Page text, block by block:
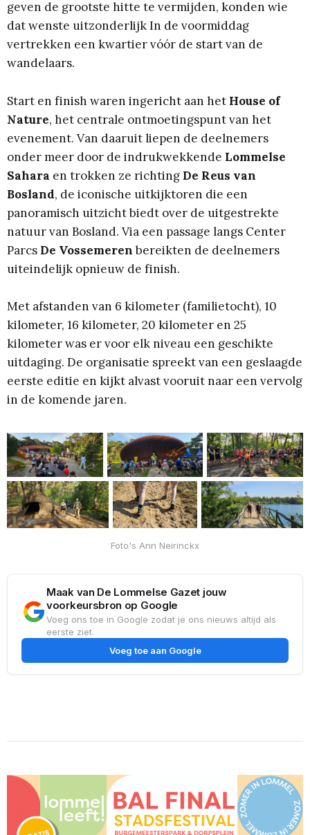
geven de grootste hitte te vermijden, konden wie
dat wenste uitzonderlijk In de voormiddag
vertrekken een kwartier vóór de start van de
wandelaars.
Start en finish waren ingericht aan het House of
Nature, het centrale ontmoetingspunt van het
evenement. Van daaruit liepen de deelnemers
onder meer door de indrukwekkende Lommelse
Sahara en trokken ze richting De Reus van
Bosland, de iconische uitkijktoren die een
panoramisch uitzicht biedt over de uitgestrekte
natuur van Bosland. Via een passage langs Center
Parcs De Vossemerenbereikten de deelnemers
uiteindelijk opnieuw de finish.
Met afstanden van 6 kilometer (familietocht), 10
kilometer, 16 kilometer, 20 kilometer en 25
kilometer was er voor elk niveau een geschikte
uitdaging. De organisatie spreekt van een geslaagde
eerste editie en kijkt alvast vooruit naar een vervolg
in de komende jaren.
Foto's Ann Neirinckx
Maak van De Lommelse Gazet jouw
voorkeursbron op Google
Voeg ons toe in Google zodat je ons nieuws altijd als
eerste ziet.
Voeg toe aan Google